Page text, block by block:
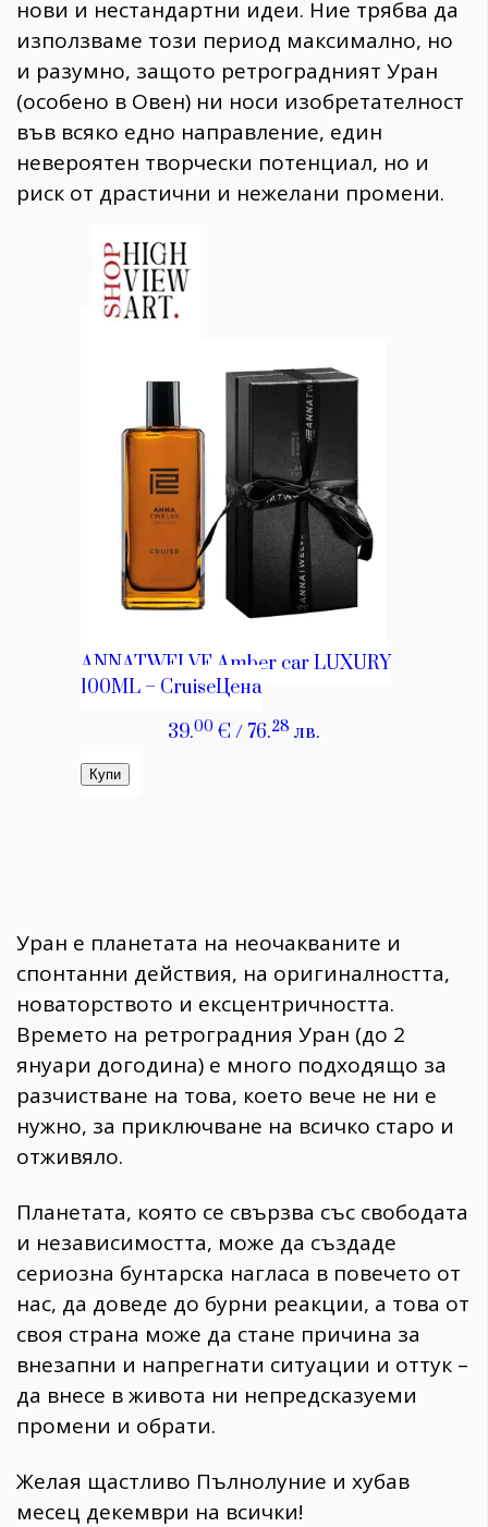
нови и нестандартни идеи. Ние трябва да
използваме този период максимално, но
и разумно, защото ретроградният Уран
(особено в Овен) ни носи изобретателност
във всяко едно направление, един
невероятен творчески потенциал, но и
риск от драстични и нежелани промени.
Уран е планетата на неочакваните и
спонтанни действия, на оригиналността,
новаторството и ексцентричността.
Времето на ретроградния Уран (до 2
януари догодина) е много подходящо за
разчистване на това, което вече не ни е
нужно, за приключване на всичко старо и
отживяло.
Планетата, която се свързва със свободата
и независимостта, може да създаде
сериозна бунтарска нагласа в повечето от
нас, да доведе до бурни реакции, а това от
своя страна може да стане причина за
внезапни и напрегнати ситуации и оттук –
да внесе в живота ни непредсказуеми
промени и обрати.
Желая щастливо Пълнолуние и хубав
месец декември на всички!